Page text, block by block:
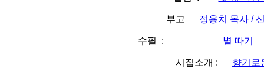
부고 정용치 목
수필 : 별 따
시집소개 : 향기